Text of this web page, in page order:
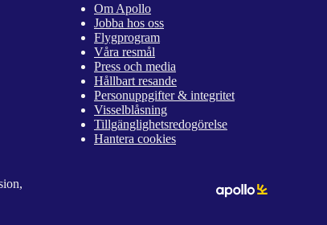
Om Apollo
Jobba hos oss
Flygprogram
Våra resmål
Press och media
Hållbart resande
Personuppgifter & integritet
Visselblåsning
Tillgänglighetsredogörelse
Hantera cookies